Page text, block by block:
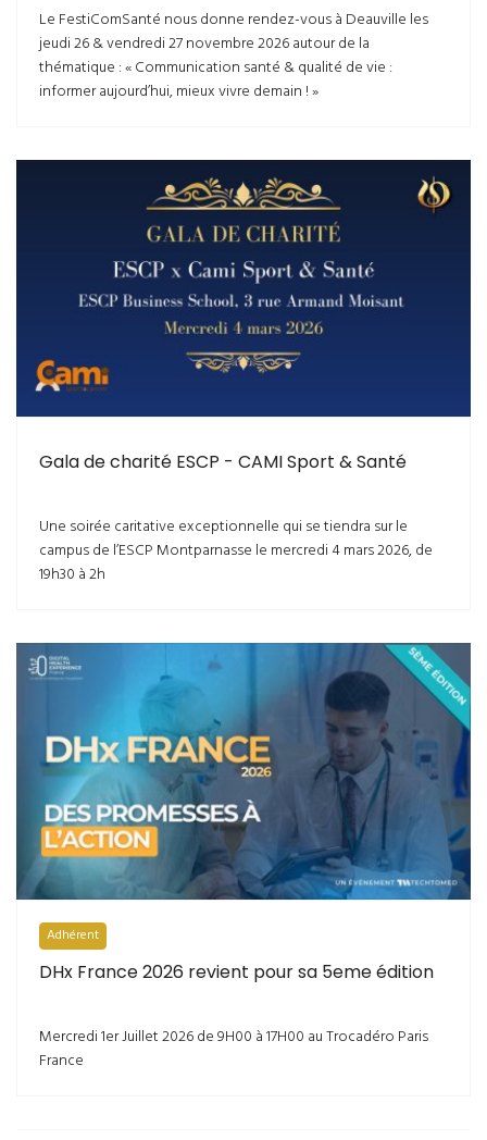
Le FestiComSanté nous donne rendez-vous à Deauville les
jeudi 26 & vendredi 27 novembre 2026 autour de la
thématique : « Communication santé & qualité de vie :
informer aujourd’hui, mieux vivre demain ! »
Gala de charité ESCP - CAMI Sport & Santé
Une soirée caritative exceptionnelle qui se tiendra sur le
campus de l’ESCP Montparnasse le mercredi 4 mars 2026, de
19h30 à 2h
Adhérent
DHx France 2026 revient pour sa 5eme édition
Mercredi 1er Juillet 2026 de 9H00 à 17H00 au Trocadéro Paris
France